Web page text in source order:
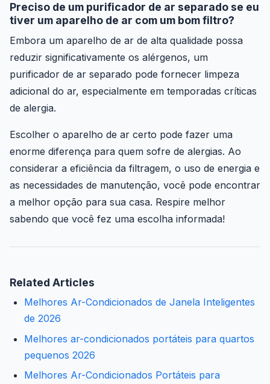
Preciso de um purificador de ar separado se eu
tiver um aparelho de ar com um bom filtro?
Embora um aparelho de ar de alta qualidade possa
reduzir significativamente os alérgenos, um
purificador de ar separado pode fornecer limpeza
adicional do ar, especialmente em temporadas críticas
de alergia.
Escolher o aparelho de ar certo pode fazer uma
enorme diferença para quem sofre de alergias. Ao
considerar a eficiência da filtragem, o uso de energia e
as necessidades de manutenção, você pode encontrar
a melhor opção para sua casa. Respire melhor
sabendo que você fez uma escolha informada!
Related Articles
Melhores Ar-Condicionados de Janela Inteligentes
de 2026
Melhores ar-condicionados portáteis para quartos
pequenos 2026
Melhores Ar-Condicionados Portáteis para